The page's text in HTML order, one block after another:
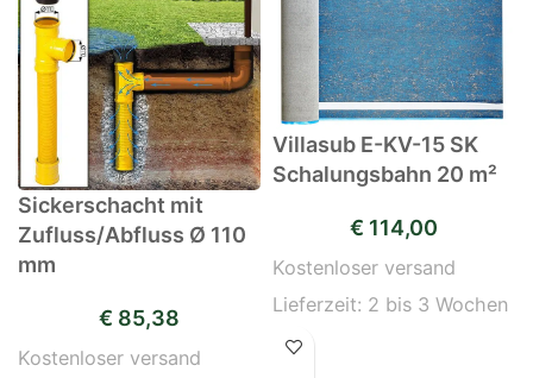
Sickerschacht mit
Zufluss/Abfluss Ø 110
mm
€ 85,38
Kostenloser versand
Villasub E-KV-15 SK
Schalungsbahn 20 m²
€ 114,00
Kostenloser versand
Lieferzeit: 2 bis 3 Wochen